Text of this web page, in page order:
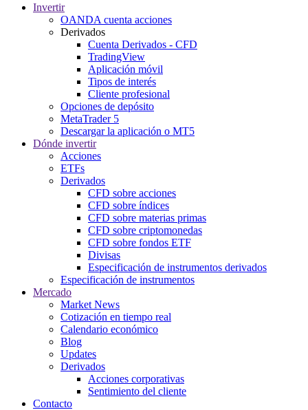
Invertir
OANDA cuenta acciones
Derivados
Cuenta Derivados - CFD
TradingView
Aplicación móvil
Tipos de interés
Cliente profesional
Opciones de depósito
MetaTrader 5
Descargar la aplicación o MT5
Dónde invertir
Acciones
ETFs
Derivados
CFD sobre acciones
CFD sobre índices
CFD sobre materias primas
CFD sobre criptomonedas
CFD sobre fondos ETF
Divisas
Especificación de instrumentos derivados
Especificación de instrumentos
Mercado
Market News
Cotización en tiempo real
Calendario económico
Blog
Updates
Derivados
Acciones corporativas
Sentimiento del cliente
Contacto